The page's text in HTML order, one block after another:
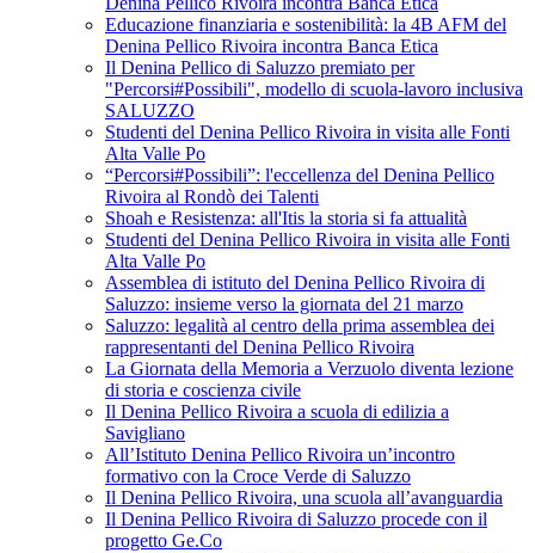
Educazione finanziaria e sostenibilità: la 4B AFM del
Denina Pellico Rivoira incontra Banca Etica
Il Denina Pellico di Saluzzo premiato per
"Percorsi#Possibili", modello di scuola-lavoro inclusiva
SALUZZO
Studenti del Denina Pellico Rivoira in visita alle Fonti
Alta Valle Po
“Percorsi#Possibili”: l'eccellenza del Denina Pellico
Rivoira al Rondò dei Talenti
Shoah e Resistenza: all'Itis la storia si fa attualità
Studenti del Denina Pellico Rivoira in visita alle Fonti
Alta Valle Po
Assemblea di istituto del Denina Pellico Rivoira di
Saluzzo: insieme verso la giornata del 21 marzo
Saluzzo: legalità al centro della prima assemblea dei
rappresentanti del Denina Pellico Rivoira
La Giornata della Memoria a Verzuolo diventa lezione
di storia e coscienza civile
Il Denina Pellico Rivoira a scuola di edilizia a
Savigliano
All’Istituto Denina Pellico Rivoira un’incontro
formativo con la Croce Verde di Saluzzo
Il Denina Pellico Rivoira, una scuola all’avanguardia
Il Denina Pellico Rivoira di Saluzzo procede con il
progetto Ge.Co